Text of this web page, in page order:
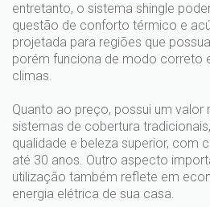
entretanto, o sistema shingle
questão de conforto térmico e
projetada para regiões que
porém funciona de modo correto
climas.
Quanto ao preço, possui um valor
sistemas de cobertura
qualidade e beleza superior, com
até 30 anos. Outro aspecto
utilização também reflete em
energia elétrica de sua casa.